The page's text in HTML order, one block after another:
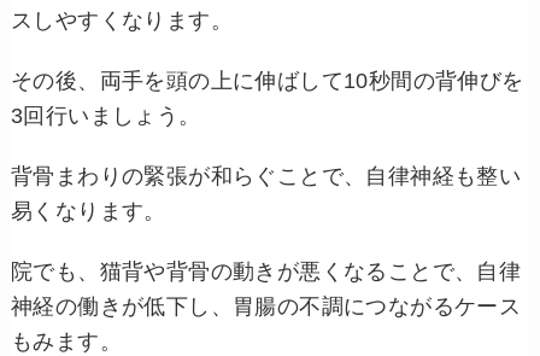
スしやすくなります。
その後、両手を頭の上に伸ばして10秒間の背伸びを
3回行いましょう。
背骨まわりの緊張が和らぐことで、自律神経も整い
易くなります。
院でも、猫背や背骨の動きが悪くなることで、自律
神経の働きが低下し、胃腸の不調につながるケース
もみます。